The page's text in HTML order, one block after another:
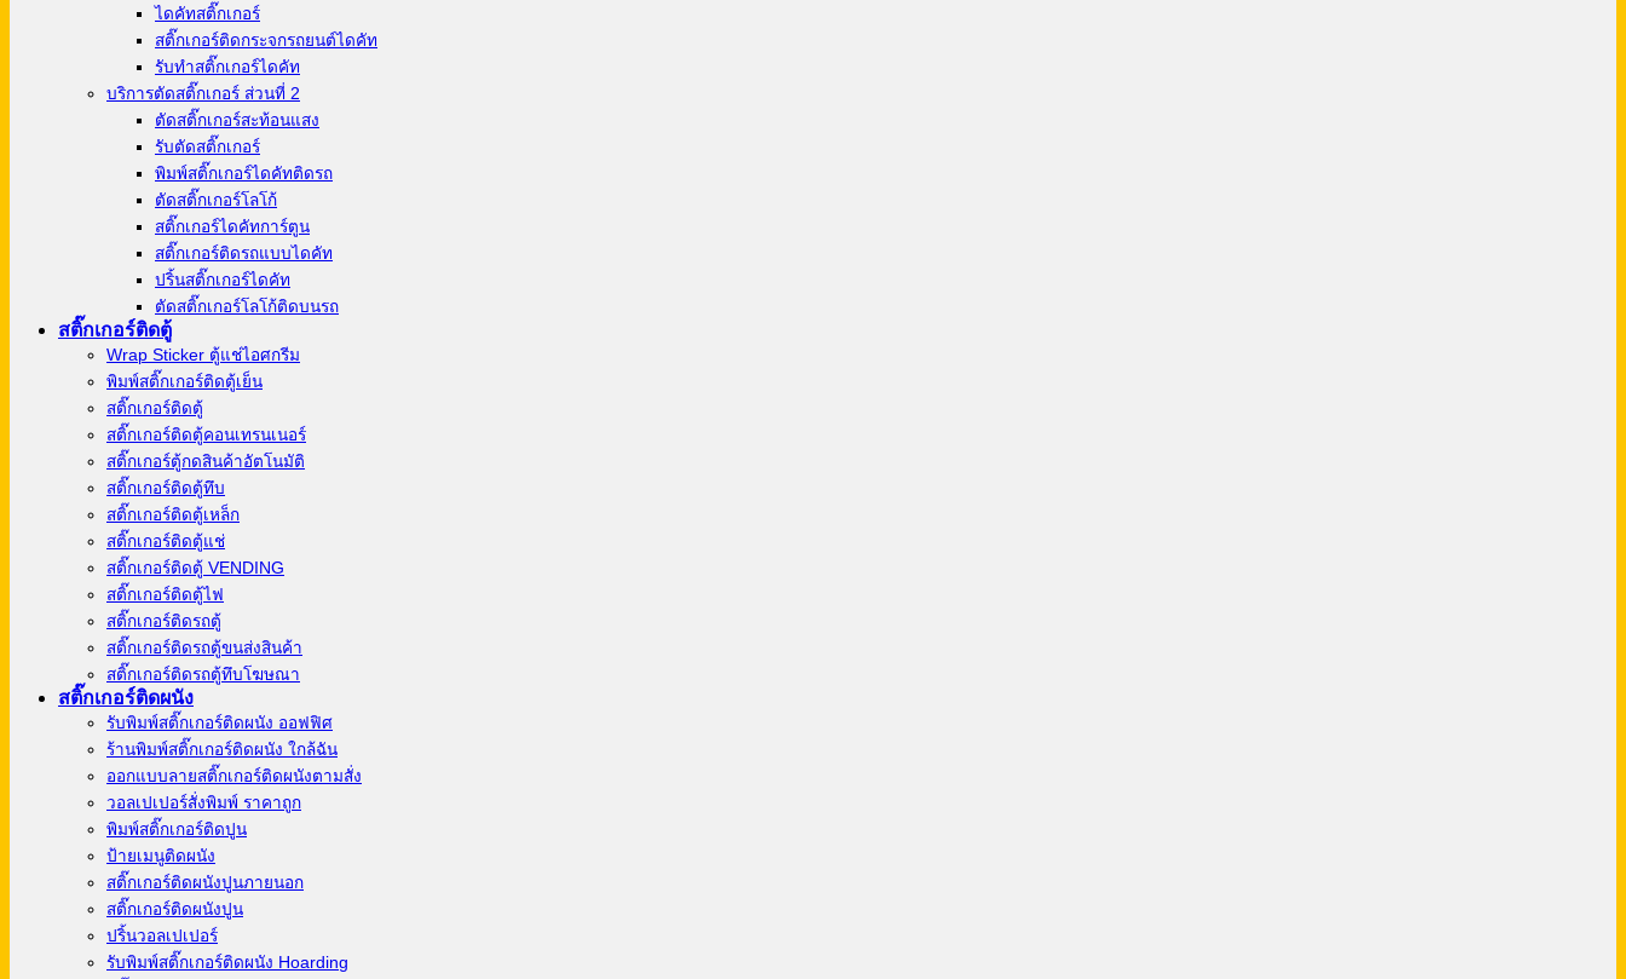
ไดคัทสติ๊กเกอร์
สติ๊กเกอร์ติดกระจกรถยนต์ไดคัท
รับทำสติ๊กเกอร์ไดคัท
บริการตัดสติ๊กเกอร์ ส่วนที่ 2
ตัดสติ๊กเกอร์สะท้อนแสง
รับตัดสติ๊กเกอร์
พิมพ์สติ๊กเกอร์ไดคัทติดรถ
ตัดสติ๊กเกอร์โลโก้
สติ๊กเกอร์ไดคัทการ์ตูน
สติ๊กเกอร์ติดรถแบบไดคัท
ปริ้นสติ๊กเกอร์ไดคัท
ตัดสติ๊กเกอร์โลโก้ติดบนรถ
สติ๊กเกอร์ติดตู้
Wrap Sticker ตู้แช่ไอศกรีม
พิมพ์สติ๊กเกอร์ติดตู้เย็น
สติ๊กเกอร์ติดตู้
สติ๊กเกอร์ติดตู้คอนเทรนเนอร์
สติ๊กเกอร์ตู้กดสินค้าอัตโนมัติ
สติ๊กเกอร์ติดตู้ทึบ
สติ๊กเกอร์ติดตู้เหล็ก
สติ๊กเกอร์ติดตู้แช่
สติ๊กเกอร์ติดตู้ VENDING
สติ๊กเกอร์ติดตู้ไฟ
สติ๊กเกอร์ติดรถตู้
สติ๊กเกอร์ติดรถตู้ขนส่งสินค้า
สติ๊กเกอร์ติดรถตู้ทึบโฆษณา
สติ๊กเกอร์ติดผนัง
รับพิมพ์สติ๊กเกอร์ติดผนัง ออฟฟิศ
ร้านพิมพ์สติ๊กเกอร์ติดผนัง ใกล้ฉัน
ออกแบบลายสติ๊กเกอร์ติดผนังตามสั่ง
วอลเปเปอร์สั่งพิมพ์ ราคาถูก
พิมพ์สติ๊กเกอร์ติดปูน
ป้ายเมนูติดผนัง
สติ๊กเกอร์ติดผนังปูนภายนอก
สติ๊กเกอร์ติดผนังปูน
ปริ้นวอลเปเปอร์
รับพิมพ์สติ๊กเกอร์ติดผนัง Hoarding